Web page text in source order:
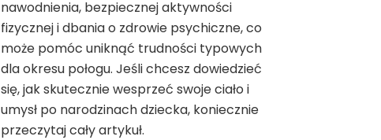
nawodnienia, bezpiecznej aktywności
fizycznej i dbania o zdrowie psychiczne, co
może pomóc uniknąć trudności typowych
dla okresu połogu. Jeśli chcesz dowiedzieć
się, jak skutecznie wesprzeć swoje ciało i
umysł po narodzinach dziecka, koniecznie
przeczytaj cały artykuł.